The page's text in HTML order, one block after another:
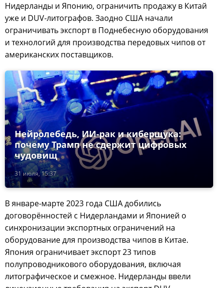
Нидерланды и Японию, ограничить продажу в Китай
уже и DUV-литографов. Заодно США начали
ограничивать экспорт в Поднебесную оборудования
и технологий для производства передовых чипов от
американских поставщиков.
31 июля, 15:37
Нейролебедь, ИИ-рак и киберщука:
почему Трамп не сдержит цифровых
чудовищ
В январе-марте 2023 года США добились
договорённостей с Нидерландами и Японией о
синхронизации экспортных ограничений на
оборудование для производства чипов в Китае.
Япония ограничивает экспорт 23 типов
полупроводникового оборудования, включая
литографическое и смежное. Нидерланды ввели